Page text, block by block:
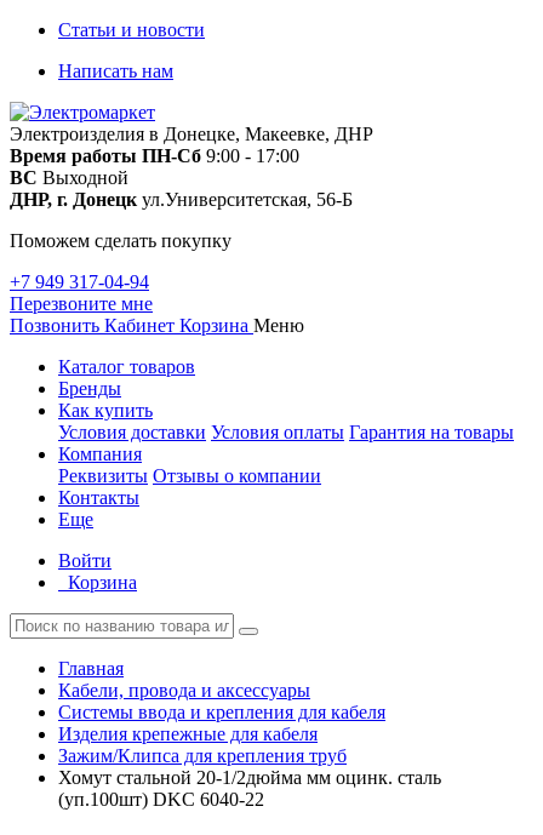
Статьи и новости
Написать нам
Электроизделия в Донецке, Макеевке, ДНР
Время работы ПН-Сб 9:00 - 17:00
ВС Выходной
ДНР, г. Донецк ул.Университетская, 56-Б
Поможем сделать покупку
+7 949 317-04-94
Перезвоните мне
Позвонить Кабинет Корзина Меню
Каталог товаров
Бренды
Как купить
Условия доставки Условия оплаты Гарантия на товары
Компания
Реквизиты Отзывы о компании
Контакты
Еще
Войти
Корзина
Главная
Кабели, провода и аксессуары
Системы ввода и крепления для кабеля
Изделия крепежные для кабеля
Зажим/Клипса для крепления труб
Хомут стальной 20-1/2дюйма мм оцинк. сталь
(уп.100шт) DKC 6040-22